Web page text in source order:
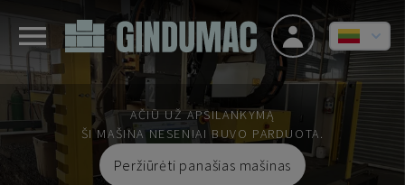
AČIŪ UŽ APSILANKYMĄ
ŠI MAŠINA NESENIAI BUVO PARDUOTA.
Peržiūrėti panašias mašinas